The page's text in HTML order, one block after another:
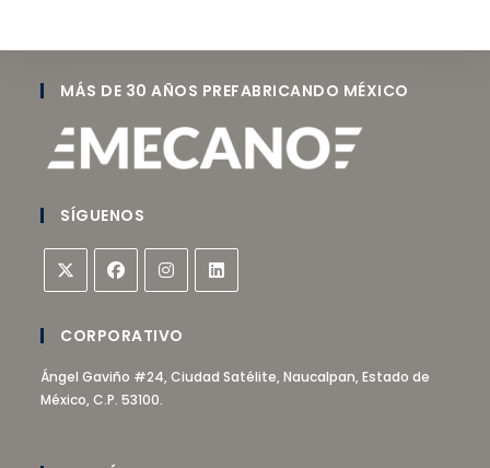
MÁS DE 30 AÑOS PREFABRICANDO MÉXICO
SÍGUENOS
CORPORATIVO
Ángel Gaviño #24, Ciudad Satélite, Naucalpan, Estado de
México, C.P. 53100.